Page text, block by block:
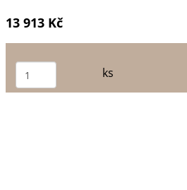
13 913 Kč
ks